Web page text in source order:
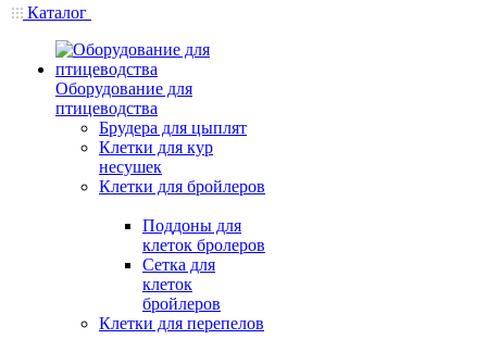
Каталог
Оборудование для
птицеводства
Брудера для цыплят
Клетки для кур
несушек
Клетки для бройлеров
Поддоны для
клеток бролеров
Сетка для
клеток
бройлеров
Клетки для перепелов